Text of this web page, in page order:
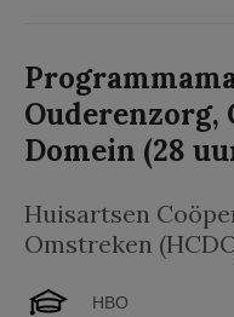
Ouderenzorg,
Domein (28
Huisartsen
Omstreken
HBO